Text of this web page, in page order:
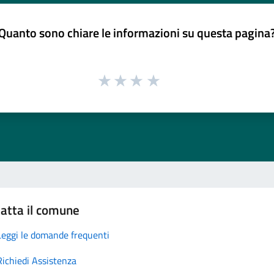
sono chiare le informazioni su questa
il comune
le domande frequenti
Assistenza